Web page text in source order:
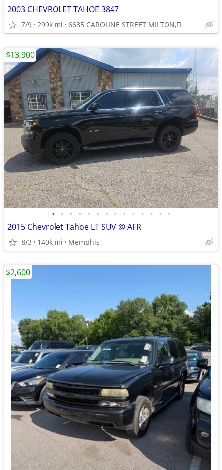
2003 CHEVROLET TAHOE 3847
7/9 299k mi 6685 CAROLINE STREET MILTON,FL
• • • • • • • • • • • • • •
2015 Chevrolet Tahoe LT SUV @ AFR
8/3 140k mi Memphis
$13,900
$2,600